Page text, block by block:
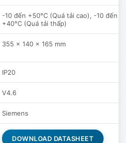
-10 đến +50°C (Quá tải cao), -10 đến
+40°C (Quá tải thấp)
355 x 140 x 165 mm
IP20
V4.6
Siemens
DOWNLOAD DATASHEET